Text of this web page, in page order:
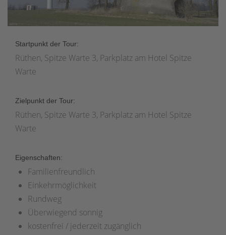
Startpunkt der Tour:
Rüthen, Spitze Warte 3, Parkplatz am Hotel Spitze
Warte
Zielpunkt der Tour:
Rüthen, Spitze Warte 3, Parkplatz am Hotel Spitze
Warte
Eigenschaften:
Familienfreundlich
Einkehrmöglichkeit
Rundweg
Überwiegend sonnig
kostenfrei / jederzeit zugänglich